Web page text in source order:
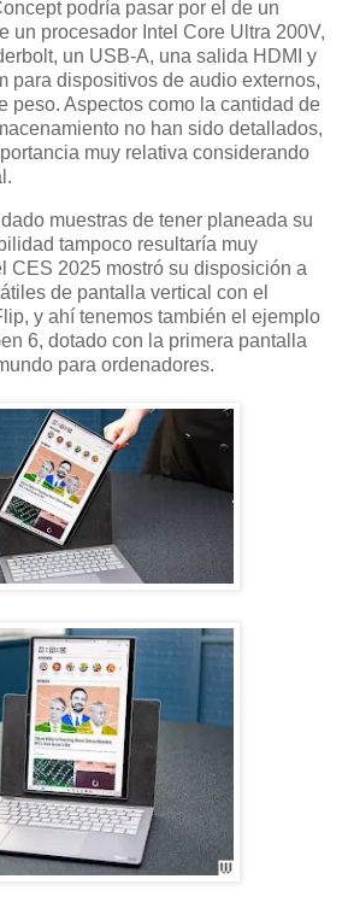
podría pasar por el de un
un procesador Intel Core Ultra 200V,
un USB-A, una salida HDMI y
para dispositivos de audio externos,
peso. Aspectos como la cantidad de
no han sido detallados,
muy relativa considerando
muestras de tener planeada su
tampoco resultaría muy
CES 2025 mostró su disposición a
de pantalla vertical con el
y ahí tenemos también el ejemplo
6, dotado con la primera pantalla
para ordenadores.